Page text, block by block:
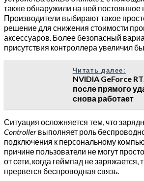
также обнаружили на ней
Производители выбирают такое
решение для снижения стоимости
аксессуаров. Более безопасный
присутствия контроллера увеличил
Читать далее:
NVIDIA GeForce
после прямого
снова работает
Ситуация осложняется тем, что
Controller выполняет роль
подключения к персональному
причине пользователи не могут
от сети, когда геймпад не заряжается,
прервется беспроводная связь.